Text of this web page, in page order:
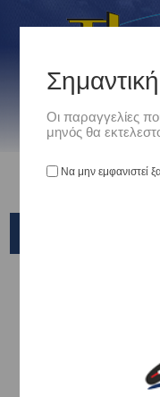
Game
Οι παραγγελίες
μηνός θα
Να μην εμφανιστεί